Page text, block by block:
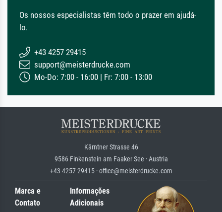
Os nossos especialistas têm todo o prazer em ajudá-
lo.
+43 4257 29415
support@meisterdrucke.com
Mo-Do: 7:00 - 16:00 | Fr: 7:00 - 13:00
Kärntner Strasse 46
9586 Finkenstein am Faaker See · Austria
+43 4257 29415 · office@meisterdrucke.com
Marca e
Contato
Informações
Adicionais